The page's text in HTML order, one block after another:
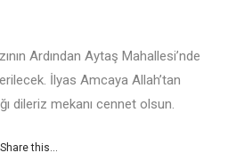
Ardından Aytaş Mahallesi’nde
İlyas Amcaya Allah’tan
dileriz mekanı cennet olsun.
Share this...